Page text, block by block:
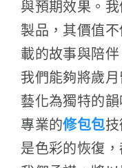
與預期效果。
製品，其價值
載的故事與陪
我們能夠將歲
藝化為獨特的
專業的修包包
是色彩的恢復